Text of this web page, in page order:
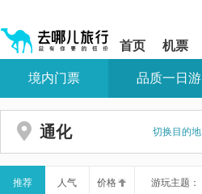
shift+enter
网
导
盲
您
站
区,
本
首页 机票
您
站
区
境内门票 品质一日游
通化 切换目的地
推荐 人气 价格 游玩主题：